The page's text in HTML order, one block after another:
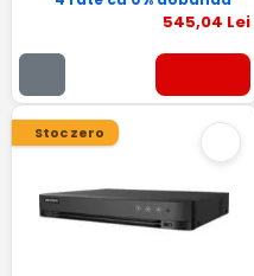
545,04 Lei
Stoc zero